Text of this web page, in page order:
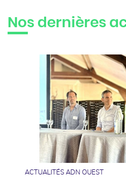
Nos dernières
ACTUALITÉS ADN OUEST